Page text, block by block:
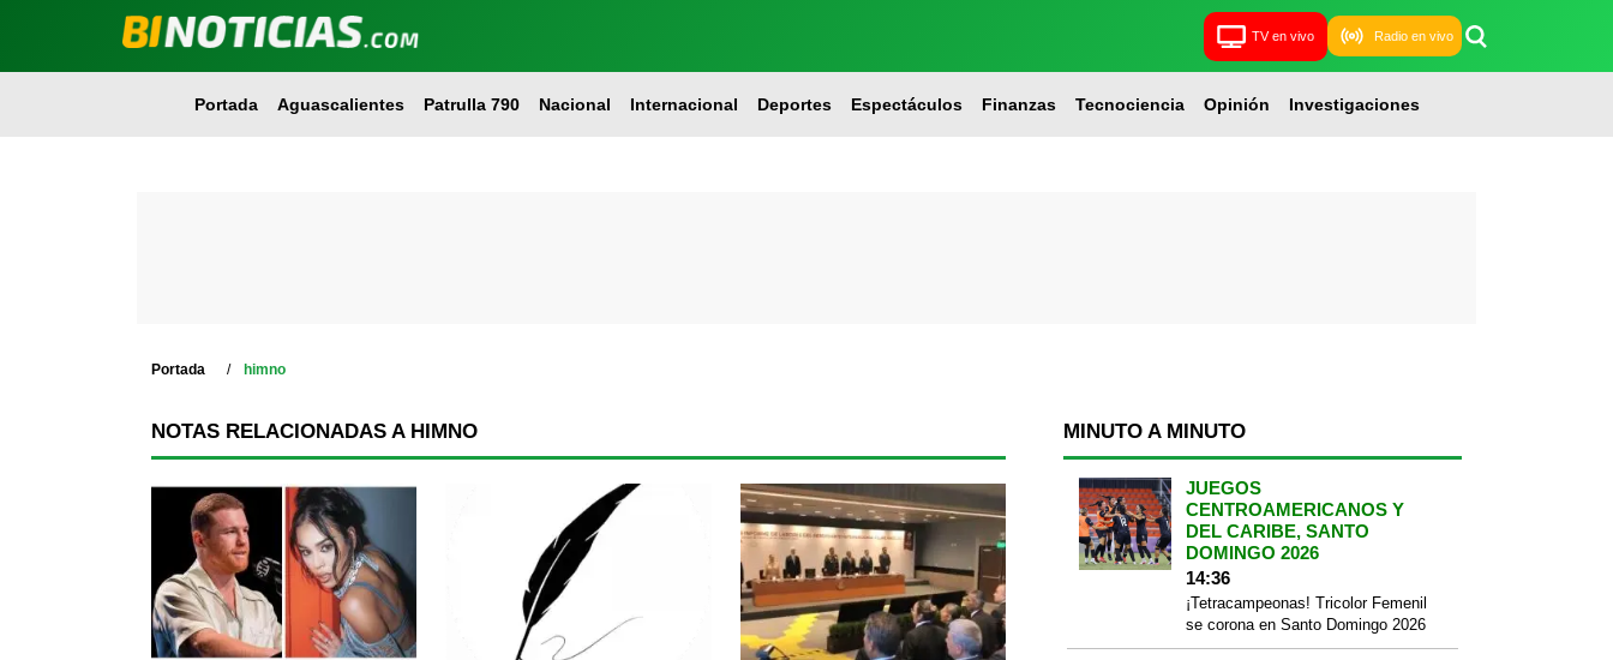
TV en vivo Radio en vivo
Portada Aguascalientes Patrulla 790 Nacional Internacional Deportes Espectáculos Finanzas Tecnociencia Opinión Investigaciones
Portada himno
NOTAS RELACIONADAS A HIMNO MINUTO A MINUTO
JUEGOS
CENTROAMERICANOS Y
DEL CARIBE, SANTO
DOMINGO 2026
14:36
¡Tetracampeonas! Tricolor Femenil
se corona en Santo Domingo 2026